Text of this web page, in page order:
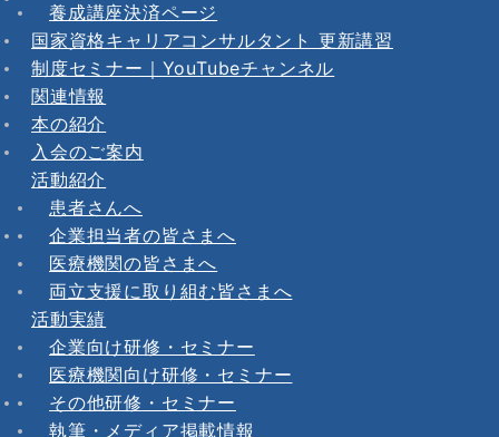
養成講座決済ページ
国家資格キャリアコンサルタント 更新講習
制度セミナー｜YouTubeチャンネル
関連情報
本の紹介
入会のご案内
活動紹介
患者さんへ
企業担当者の皆さまへ
医療機関の皆さまへ
両立支援に取り組む皆さまへ
活動実績
企業向け研修・セミナー
医療機関向け研修・セミナー
その他研修・セミナー
執筆・メディア掲載情報